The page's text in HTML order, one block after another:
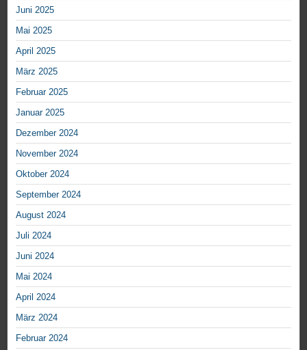
Juni 2025
Mai 2025
April 2025
März 2025
Februar 2025
Januar 2025
Dezember 2024
November 2024
Oktober 2024
September 2024
August 2024
Juli 2024
Juni 2024
Mai 2024
April 2024
März 2024
Februar 2024